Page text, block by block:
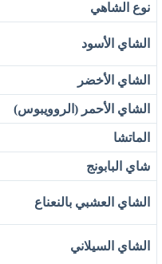
نوع الشاهي
الشاي الأسود
الشاي الأخضر
الشاي الأحمر (الروويبوس)
الماتشا
شاي البابونج
الشاي العشبي بالنعناع
الشاي السيلاني